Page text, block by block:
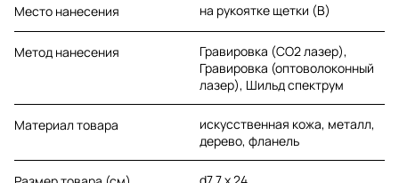
Место нанесения на рукоятке щетки (B)
Метод нанесения
Гравировка (CO2 лазер),
Гравировка (оптоволоконный
лазер), Шильд спектрум
Материал товара
искусственная кожа, металл,
дерево, фланель
d7,7 х 24